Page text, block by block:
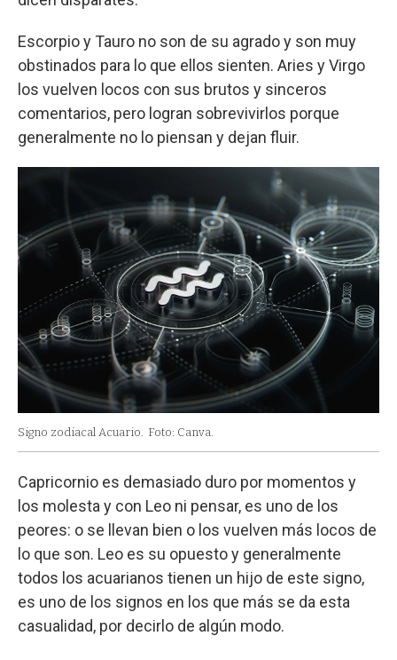
Escorpio y Tauro no son de su agrado y son muy
obstinados para lo que ellos sienten. Aries y Virgo
los vuelven locos con sus brutos y sinceros
comentarios, pero logran sobrevivirlos porque
generalmente no lo piensan y dejan fluir.
Signo zodiacal Acuario. Foto: Canva.
Capricornio es demasiado duro por momentos y
los molesta y con Leo ni pensar, es uno de los
peores: o se llevan bien o los vuelven más locos de
lo que son. Leo es su opuesto y generalmente
todos los acuarianos tienen un hijo de este signo,
es uno de los signos en los que más se da esta
casualidad, por decirlo de algún modo.